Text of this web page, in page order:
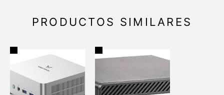
PRODUCTOS SIMILARES